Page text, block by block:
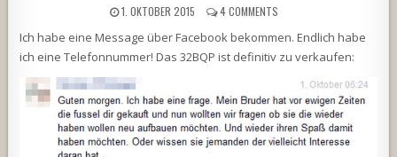
1. OKTOBER 2015 4 COMMENTS
Ich habe eine Message über Facebook bekommen. Endlich habe
ich eine Telefonnummer! Das 32BQP ist definitiv zu verkaufen: